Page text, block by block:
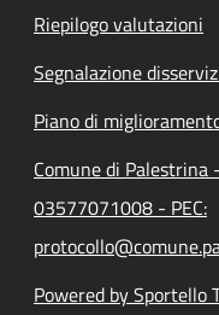
Riepilogo valutazioni
Segnalazione
Piano di
Comune di
03577071008 - PEC:
Powered by Sportello